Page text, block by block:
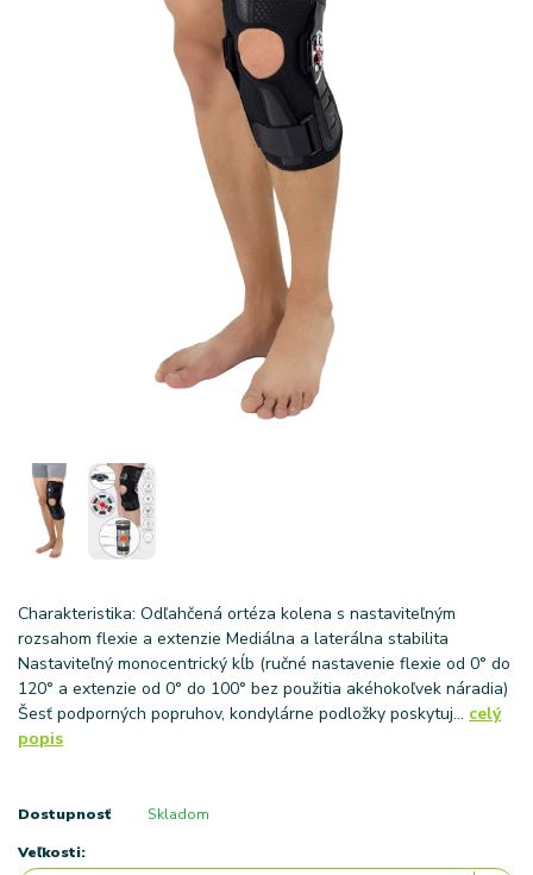
Charakteristika: Odľahčená ortéza kolena s nastaviteľným
rozsahom flexie a extenzie Mediálna a laterálna stabilita
Nastaviteľný monocentrický kĺb (ručné nastavenie flexie od 0° do
120° a extenzie od 0° do 100° bez použitia akéhokoľvek náradia)
Šesť podporných popruhov, kondylárne podložky poskytuj... celý
popis
Dostupnosť Skladom
Veľkosti: